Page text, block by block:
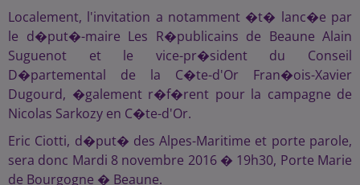
Localement, l'invitation a notamment �t� lanc�e par
le d�put�-maire Les R�publicains de Beaune Alain
Suguenot et le vice-pr�sident du Conseil
D�partemental de la C�te-d'Or Fran�ois-Xavier
Dugourd, �galement r�f�rent pour la campagne de
Nicolas Sarkozy en C�te-d'Or.
Eric Ciotti, d�put� des Alpes-Maritime et porte parole,
sera donc Mardi 8 novembre 2016 � 19h30, Porte Marie
de Bourgogne � Beaune.